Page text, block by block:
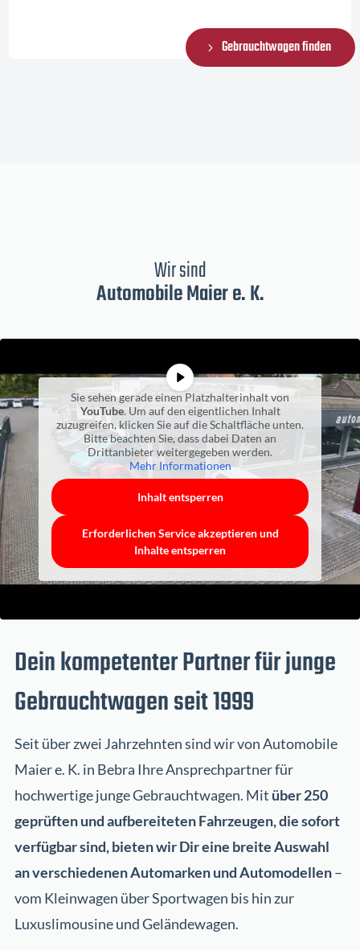
Gebrauchtwagen finden
Wir sind
Automobile Maier e. K.
Sie sehen gerade einen Platzhalterinhalt von
YouTube. Um auf den eigentlichen Inhalt
zuzugreifen, klicken Sie auf die Schaltfläche unten.
Bitte beachten Sie, dass dabei Daten an
Drittanbieter weitergegeben werden.
Mehr Informationen
Inhalt entsperren
Erforderlichen Service akzeptieren und
Inhalte entsperren
Dein kompetenter Partner für junge
Gebrauchtwagen seit 1999
Seit über zwei Jahrzehnten sind wir von Automobile
Maier e. K. in Bebra Ihre Ansprechpartner für
hochwertige junge Gebrauchtwagen. Mit über 250
geprüften und aufbereiteten Fahrzeugen, die sofort
verfügbar sind, bieten wir Dir eine breite Auswahl
an verschiedenen Automarken und Automodellen–
vom Kleinwagen über Sportwagen bis hin zur
Luxuslimousine und Geländewagen.